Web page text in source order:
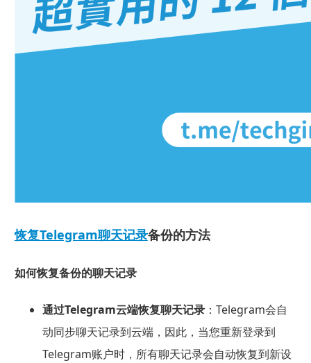
恢复Telegram聊天记录备份的方法
如何恢复备份的聊天记录
通过Telegram云端恢复聊天记录：Telegram会自
动同步聊天记录到云端，因此，当您重新登录到
Telegram账户时，所有聊天记录会自动恢复到新设